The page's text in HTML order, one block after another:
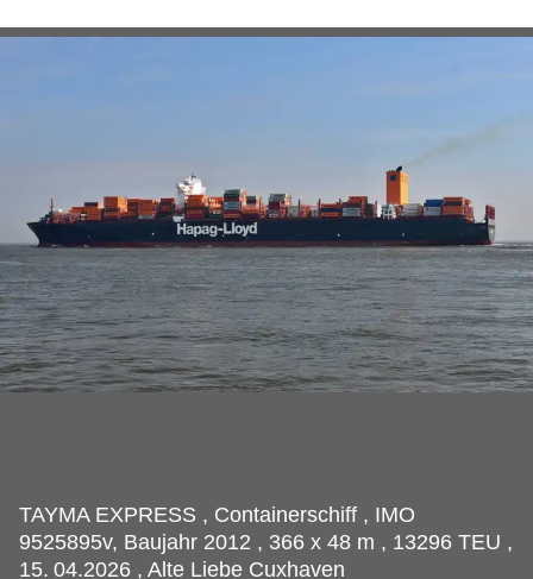
TAYMA EXPRESS , Containerschiff , IMO
9525895v, Baujahr 2012 , 366 x 48 m , 13296 TEU ,
15. 04.2026 , Alte Liebe Cuxhaven